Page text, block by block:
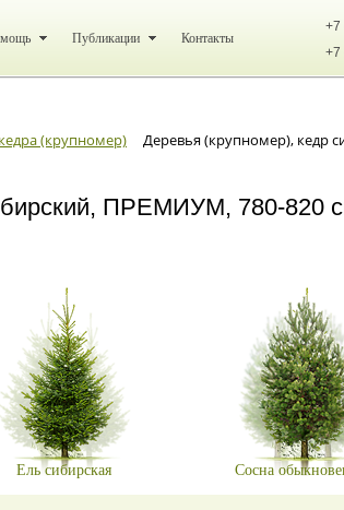
+7
+7
Публикации Контакты
(крупномер) Деревья (крупномер), кедр
ПРЕМИУМ, 780-820
Ель сибирская Сосна